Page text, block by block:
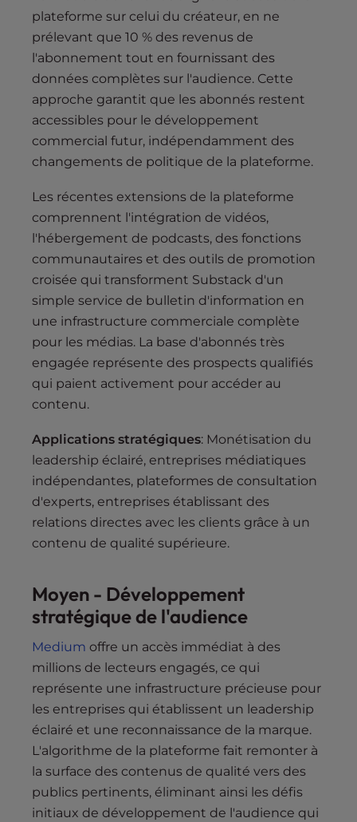
plateforme sur celui du créateur, en ne
prélevant que 10 % des revenus de
l'abonnement tout en fournissant des
données complètes sur l'audience. Cette
approche garantit que les abonnés restent
accessibles pour le développement
commercial futur, indépendamment des
changements de politique de la plateforme.
Les récentes extensions de la plateforme
comprennent l'intégration de vidéos,
l'hébergement de podcasts, des fonctions
communautaires et des outils de promotion
croisée qui transforment Substack d'un
simple service de bulletin d'information en
une infrastructure commerciale complète
pour les médias. La base d'abonnés très
engagée représente des prospects qualifiés
qui paient activement pour accéder au
contenu.
Applications stratégiques: Monétisation du
leadership éclairé, entreprises médiatiques
indépendantes, plateformes de consultation
d'experts, entreprises établissant des
relations directes avec les clients grâce à un
contenu de qualité supérieure.
Moyen - Développement
stratégique de l'audience
Medium offre un accès immédiat à des
millions de lecteurs engagés, ce qui
représente une infrastructure précieuse pour
les entreprises qui établissent un leadership
éclairé et une reconnaissance de la marque.
L'algorithme de la plateforme fait remonter à
la surface des contenus de qualité vers des
publics pertinents, éliminant ainsi les défis
initiaux de développement de l'audience qui